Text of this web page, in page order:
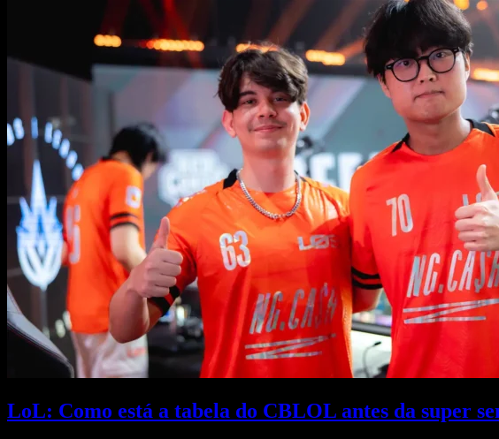
LoL: Como está a tabela do CBLOL antes da super